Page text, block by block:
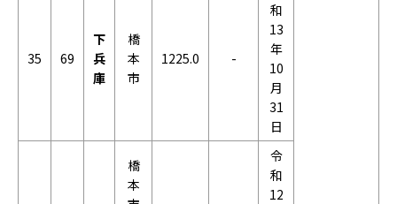
35 69
下
兵
庫
橋
本
市
1225.0 -
和
13
年
10
月
31
日
橋
本
令
和
12